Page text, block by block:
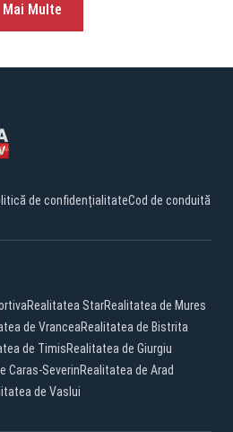
Mai Multe
de confidențialitateCod de conduită
Realitatea StarRealitatea de Mures
de VranceaRealitatea de Bistrita
de TimisRealitatea de Giurgiu
Caras-SeverinRealitatea de Arad
de Vaslui